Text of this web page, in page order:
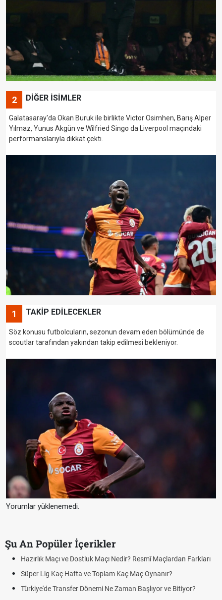
2 DİĞER İSİMLER
Galatasaray'da Okan Buruk ile birlikte Victor Osimhen, Barış Alper
Yılmaz, Yunus Akgün ve Wilfried Singo da Liverpool maçındaki
performanslarıyla dikkat çekti.
1 TAKİP EDİLECEKLER
Söz konusu futbolcuların, sezonun devam eden bölümünde de
scoutlar tarafından yakından takip edilmesi bekleniyor.
Yorumlar yüklenemedi.
Şu An Popüler İçerikler
Maçı ve Dostluk Maçı Nedir? Resmî Maçlardan Farkları
Lig Kaç Hafta ve Toplam Kaç Maç Oynanır?
Transfer Dönemi Ne Zaman Başlıyor ve Bitiyor?